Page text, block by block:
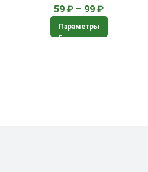
59 ₽ – 99 ₽
Параметры